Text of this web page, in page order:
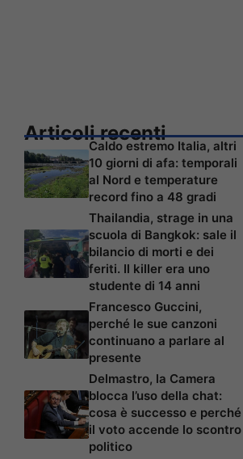
Articoli recenti
Caldo estremo Italia, altri
10 giorni di afa: temporali
al Nord e temperature
record fino a 48 gradi
Thailandia, strage in una
scuola di Bangkok: sale il
bilancio di morti e dei
feriti. Il killer era uno
studente di 14 anni
Francesco Guccini,
perché le sue canzoni
continuano a parlare al
presente
Delmastro, la Camera
blocca l’uso della chat:
cosa è successo e perché
il voto accende lo scontro
politico